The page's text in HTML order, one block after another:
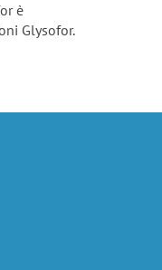
è
Glysofor.